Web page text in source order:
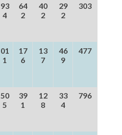
93
4
64
2
40
2
29
2
303
01
1
17
6
13
7
46
9
477
50
5
39
1
12
8
33
4
796